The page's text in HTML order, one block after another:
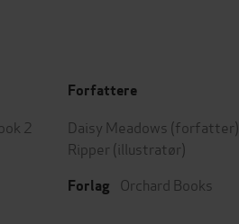
2
Forfattere
Daisy Meadows (forfatter),
Ripper (illustratør)
Forlag Orchard Books